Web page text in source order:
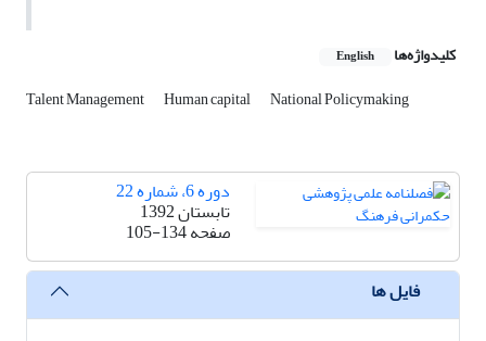
کلیدواژه‌ها English
Talent Management Human capital National Policymaking
دوره 6، شماره 22
تابستان 1392
صفحه105-134
فایل ها